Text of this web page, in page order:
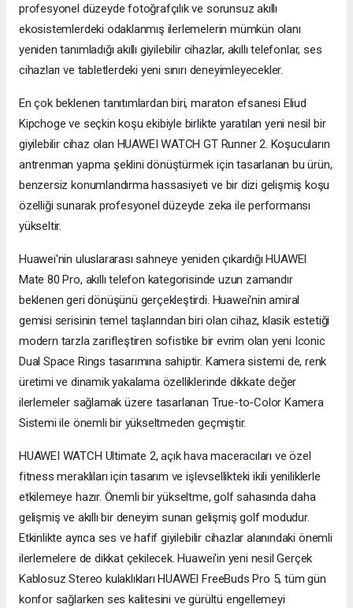
profesyonel düzeyde fotoğrafçılık ve sorunsuz akıllı
ekosistemlerdeki odaklanmış ilerlemelerin mümkün olanı
yeniden tanımladığı akıllı giyilebilir cihazlar, akıllı telefonlar, ses
cihazları ve tabletlerdeki yeni sınırı deneyimleyecekler.
En çok beklenen tanıtımlardan biri, maraton efsanesi Eliud
Kipchoge ve seçkin koşu ekibiyle birlikte yaratılan yeni nesil bir
giyilebilir cihaz olan HUAWEI WATCH GT Runner 2. Koşucuların
antrenman yapma şeklini dönüştürmek için tasarlanan bu ürün,
benzersiz konumlandırma hassasiyeti ve bir dizi gelişmiş koşu
özelliği sunarak profesyonel düzeyde zeka ile performansı
yükseltir.
Huawei'nin uluslararası sahneye yeniden çıkardığı HUAWEI
Mate 80 Pro, akıllı telefon kategorisinde uzun zamandır
beklenen geri dönüşünü gerçekleştirdi. Huawei'nin amiral
gemisi serisinin temel taşlarından biri olan cihaz, klasik estetiği
modern tarzla zarifleştiren sofistike bir evrim olan yeni Iconic
Dual Space Rings tasarımına sahiptir. Kamera sistemi de, renk
üretimi ve dinamik yakalama özelliklerinde dikkate değer
ilerlemeler sağlamak üzere tasarlanan True-to-Color Kamera
Sistemi ile önemli bir yükseltmeden geçmiştir.
HUAWEI WATCH Ultimate 2, açık hava maceracıları ve özel
fitness meraklıları için tasarım ve işlevsellikteki ikili yeniliklerle
etkilemeye hazır. Önemli bir yükseltme, golf sahasında daha
gelişmiş ve akıllı bir deneyim sunan gelişmiş golf modudur.
Etkinlikte ayrıca ses ve hafif giyilebilir cihazlar alanındaki önemli
ilerlemelere de dikkat çekilecek. Huawei'in yeni nesil Gerçek
Kablosuz Stereo kulaklıkları HUAWEI FreeBuds Pro 5, tüm gün
konfor sağlarken ses kalitesini ve gürültü engellemeyi